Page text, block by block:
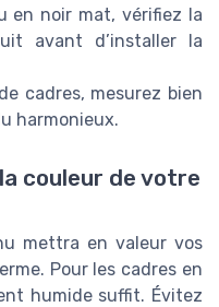
en noir mat, vérifiez la
avant d’installer la
cadres, mesurez bien
harmonieux.
couleur de votre
mettra en valeur vos
Pour les cadres en
humide suffit. Évitez